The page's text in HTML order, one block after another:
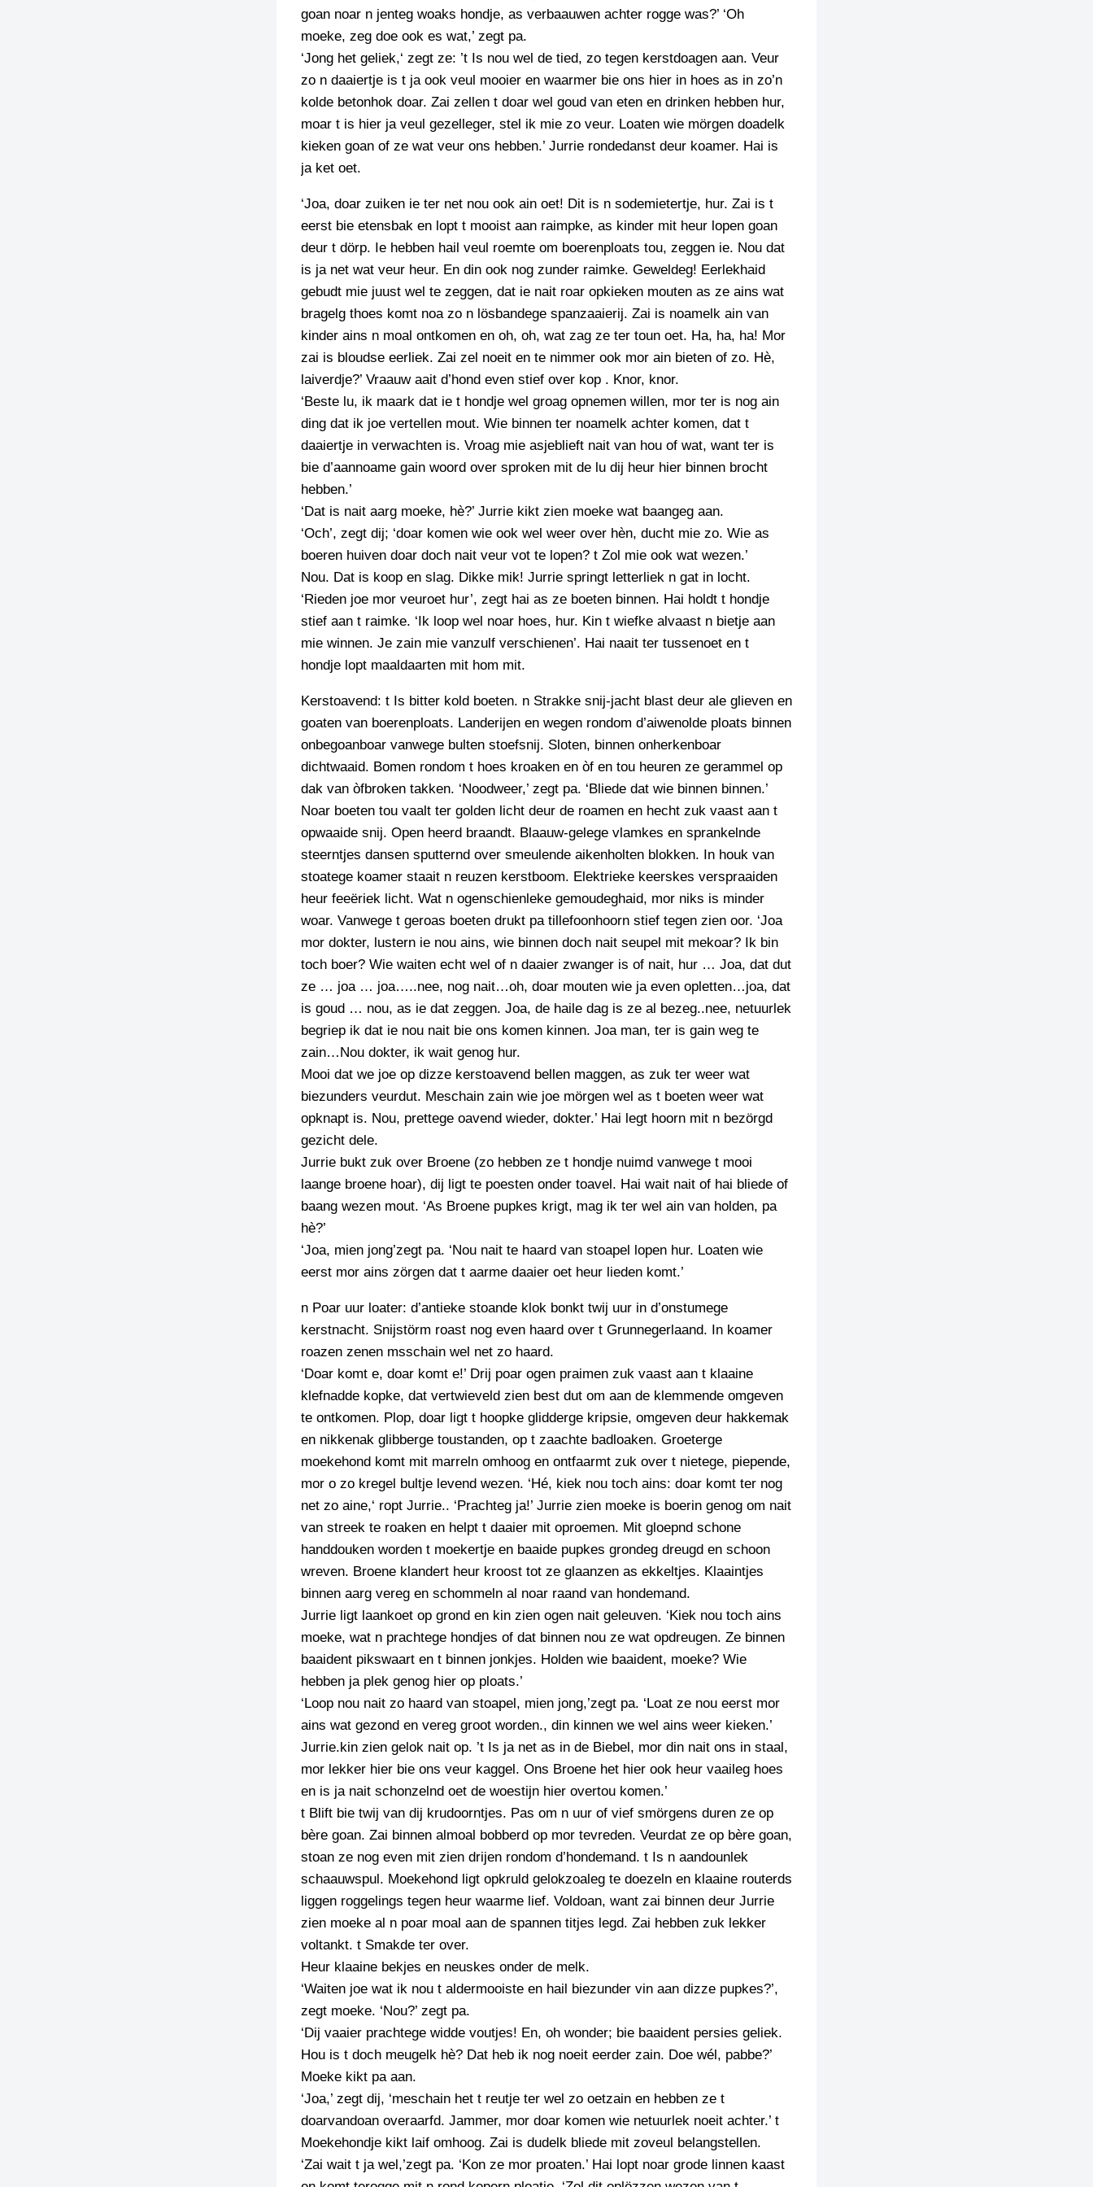
FOTO’S
TIEDSCHRIFT
TENEEL
goan noar n jenteg woaks hondje, as verbaauwen achter rogge was?’ ‘Oh
moeke, zeg doe ook es wat,’ zegt pa.
‘Jong het geliek,‘ zegt ze: ’t Is nou wel de tied, zo tegen kerstdoagen aan. Veur
zo n daaiertje is t ja ook veul mooier en waarmer bie ons hier in hoes as in zo’n
kolde betonhok doar. Zai zellen t doar wel goud van eten en drinken hebben hur,
moar t is hier ja veul gezelleger, stel ik mie zo veur. Loaten wie mörgen doadelk
kieken goan of ze wat veur ons hebben.’ Jurrie rondedanst deur koamer. Hai is
ja ket oet.
‘Joa, doar zuiken ie ter net nou ook ain oet! Dit is n sodemietertje, hur. Zai is t
eerst bie etensbak en lopt t mooist aan raimpke, as kinder mit heur lopen goan
deur t dörp. Ie hebben hail veul roemte om boerenploats tou, zeggen ie. Nou dat
is ja net wat veur heur. En din ook nog zunder raimke. Geweldeg! Eerlekhaid
gebudt mie juust wel te zeggen, dat ie nait roar opkieken mouten as ze ains wat
bragelg thoes komt noa zo n lösbandege spanzaaierij. Zai is noamelk ain van
kinder ains n moal ontkomen en oh, oh, wat zag ze ter toun oet. Ha, ha, ha! Mor
zai is bloudse eerliek. Zai zel noeit en te nimmer ook mor ain bieten of zo. Hè,
laiverdje?’ Vraauw aait d’hond even stief over kop . Knor, knor.
‘Beste lu, ik maark dat ie t hondje wel groag opnemen willen, mor ter is nog ain
ding dat ik joe vertellen mout. Wie binnen ter noamelk achter komen, dat t
daaiertje in verwachten is. Vroag mie asjeblieft nait van hou of wat, want ter is
bie d’aannoame gain woord over sproken mit de lu dij heur hier binnen brocht
hebben.’
‘Dat is nait aarg moeke, hè?’ Jurrie kikt zien moeke wat baangeg aan.
‘Och’, zegt dij; ‘doar komen wie ook wel weer over hèn, ducht mie zo. Wie as
boeren huiven doar doch nait veur vot te lopen? t Zol mie ook wat wezen.’
Nou. Dat is koop en slag. Dikke mik! Jurrie springt letterliek n gat in locht.
‘Rieden joe mor veuroet hur’, zegt hai as ze boeten binnen. Hai holdt t hondje
stief aan t raimke. ‘Ik loop wel noar hoes, hur. Kin t wiefke alvaast n bietje aan
mie winnen. Je zain mie vanzulf verschienen’. Hai naait ter tussenoet en t
hondje lopt maaldaarten mit hom mit.
Kerstoavend: t Is bitter kold boeten. n Strakke snij-jacht blast deur ale glieven en
goaten van boerenploats. Landerijen en wegen rondom d’aiwenolde ploats binnen
onbegoanboar vanwege bulten stoefsnij. Sloten, binnen onherkenboar
dichtwaaid. Bomen rondom t hoes kroaken en òf en tou heuren ze gerammel op
dak van òfbroken takken. ‘Noodweer,’ zegt pa. ‘Bliede dat wie binnen binnen.’
Noar boeten tou vaalt ter golden licht deur de roamen en hecht zuk vaast aan t
opwaaide snij. Open heerd braandt. Blaauw-gelege vlamkes en sprankelnde
steerntjes dansen sputternd over smeulende aikenholten blokken. In houk van
stoatege koamer staait n reuzen kerstboom. Elektrieke keerskes verspraaiden
heur feeëriek licht. Wat n ogenschienleke gemoudeghaid, mor niks is minder
woar. Vanwege t geroas boeten drukt pa tillefoonhoorn stief tegen zien oor. ‘Joa
mor dokter, lustern ie nou ains, wie binnen doch nait seupel mit mekoar? Ik bin
toch boer? Wie waiten echt wel of n daaier zwanger is of nait, hur … Joa, dat dut
ze … joa … joa…..nee, nog nait…oh, doar mouten wie ja even opletten…joa, dat
is goud … nou, as ie dat zeggen. Joa, de haile dag is ze al bezeg..nee, netuurlek
begriep ik dat ie nou nait bie ons komen kinnen. Joa man, ter is gain weg te
zain…Nou dokter, ik wait genog hur.
Mooi dat we joe op dizze kerstoavend bellen maggen, as zuk ter weer wat
biezunders veurdut. Meschain zain wie joe mörgen wel as t boeten weer wat
opknapt is. Nou, prettege oavend wieder, dokter.’ Hai legt hoorn mit n bezörgd
gezicht dele.
Jurrie bukt zuk over Broene (zo hebben ze t hondje nuimd vanwege t mooi
laange broene hoar), dij ligt te poesten onder toavel. Hai wait nait of hai bliede of
baang wezen mout. ‘As Broene pupkes krigt, mag ik ter wel ain van holden, pa
hè?’
‘Joa, mien jong’zegt pa. ‘Nou nait te haard van stoapel lopen hur. Loaten wie
eerst mor ains zörgen dat t aarme daaier oet heur lieden komt.’
n Poar uur loater: d’antieke stoande klok bonkt twij uur in d’onstumege
kerstnacht. Snijstörm roast nog even haard over t Grunnegerlaand. In koamer
roazen zenen msschain wel net zo haard.
‘Doar komt e, doar komt e!’ Drij poar ogen praimen zuk vaast aan t klaaine
klefnadde kopke, dat vertwieveld zien best dut om aan de klemmende omgeven
te ontkomen. Plop, doar ligt t hoopke glidderge kripsie, omgeven deur hakkemak
en nikkenak glibberge toustanden, op t zaachte badloaken. Groeterge
moekehond komt mit marreln omhoog en ontfaarmt zuk over t nietege, piepende,
mor o zo kregel bultje levend wezen. ‘Hé, kiek nou toch ains: doar komt ter nog
net zo aine,‘ ropt Jurrie.. ‘Prachteg ja!’ Jurrie zien moeke is boerin genog om nait
van streek te roaken en helpt t daaier mit oproemen. Mit gloepnd schone
handdouken worden t moekertje en baaide pupkes grondeg dreugd en schoon
wreven. Broene klandert heur kroost tot ze glaanzen as ekkeltjes. Klaaintjes
binnen aarg vereg en schommeln al noar raand van hondemand.
Jurrie ligt laankoet op grond en kin zien ogen nait geleuven. ‘Kiek nou toch ains
moeke, wat n prachtege hondjes of dat binnen nou ze wat opdreugen. Ze binnen
baaident pikswaart en t binnen jonkjes. Holden wie baaident, moeke? Wie
hebben ja plek genog hier op ploats.’
‘Loop nou nait zo haard van stoapel, mien jong,’zegt pa. ‘Loat ze nou eerst mor
ains wat gezond en vereg groot worden., din kinnen we wel ains weer kieken.’
Jurrie.kin zien gelok nait op. ’t Is ja net as in de Biebel, mor din nait ons in staal,
mor lekker hier bie ons veur kaggel. Ons Broene het hier ook heur vaaileg hoes
en is ja nait schonzelnd oet de woestijn hier overtou komen.’
t Blift bie twij van dij krudoorntjes. Pas om n uur of vief smörgens duren ze op
bère goan. Zai binnen almoal bobberd op mor tevreden. Veurdat ze op bère goan,
stoan ze nog even mit zien drijen rondom d’hondemand. t Is n aandounlek
schaauwspul. Moekehond ligt opkruld gelokzoaleg te doezeln en klaaine routerds
liggen roggelings tegen heur waarme lief. Voldoan, want zai binnen deur Jurrie
zien moeke al n poar moal aan de spannen titjes legd. Zai hebben zuk lekker
voltankt. t Smakde ter over.
Heur klaaine bekjes en neuskes onder de melk.
‘Waiten joe wat ik nou t aldermooiste en hail biezunder vin aan dizze pupkes?’,
zegt moeke. ‘Nou?’ zegt pa.
‘Dij vaaier prachtege widde voutjes! En, oh wonder; bie baaident persies geliek.
Hou is t doch meugelk hè? Dat heb ik nog noeit eerder zain. Doe wél, pabbe?’
Moeke kikt pa aan.
‘Joa,’ zegt dij, ‘meschain het t reutje ter wel zo oetzain en hebben ze t
doarvandoan overaarfd. Jammer, mor doar komen wie netuurlek noeit achter.’ t
Moekehondje kikt laif omhoog. Zai is dudelk bliede mit zoveul belangstellen.
‘Zai wait t ja wel,’zegt pa. ‘Kon ze mor proaten.’ Hai lopt noar grode linnen kaast